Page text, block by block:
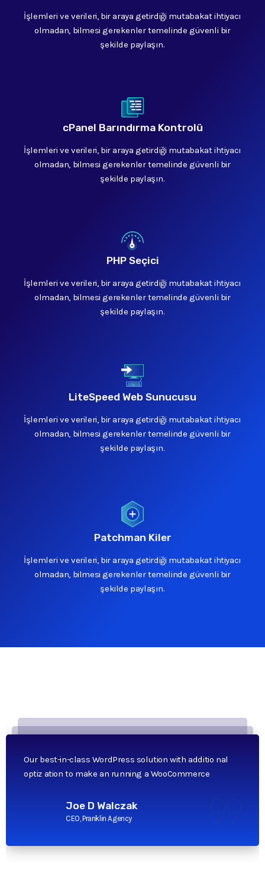
İşlemleri ve verileri, bir araya getirdiği mutabakat ihtiyacı
olmadan, bilmesi gerekenler temelinde güvenli bir
şekilde paylaşın.
cPanel Barındırma Kontrolü
İşlemleri ve verileri, bir araya getirdiği mutabakat ihtiyacı
olmadan, bilmesi gerekenler temelinde güvenli bir
şekilde paylaşın.
PHP Seçici
İşlemleri ve verileri, bir araya getirdiği mutabakat ihtiyacı
olmadan, bilmesi gerekenler temelinde güvenli bir
şekilde paylaşın.
LiteSpeed Web Sunucusu
İşlemleri ve verileri, bir araya getirdiği mutabakat ihtiyacı
olmadan, bilmesi gerekenler temelinde güvenli bir
şekilde paylaşın.
Patchman Kiler
İşlemleri ve verileri, bir araya getirdiği mutabakat ihtiyacı
olmadan, bilmesi gerekenler temelinde güvenli bir
şekilde paylaşın.
Our best-in-class WordPress solution with additio nal
optiz ation to make an running a WooCommerce
Joe D Walczak
CEO, Pranklin Agency